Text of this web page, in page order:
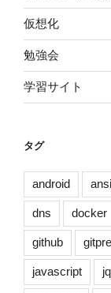
仮想化
勉強会
学習サイト
タグ
android
dns docker
github
javascript